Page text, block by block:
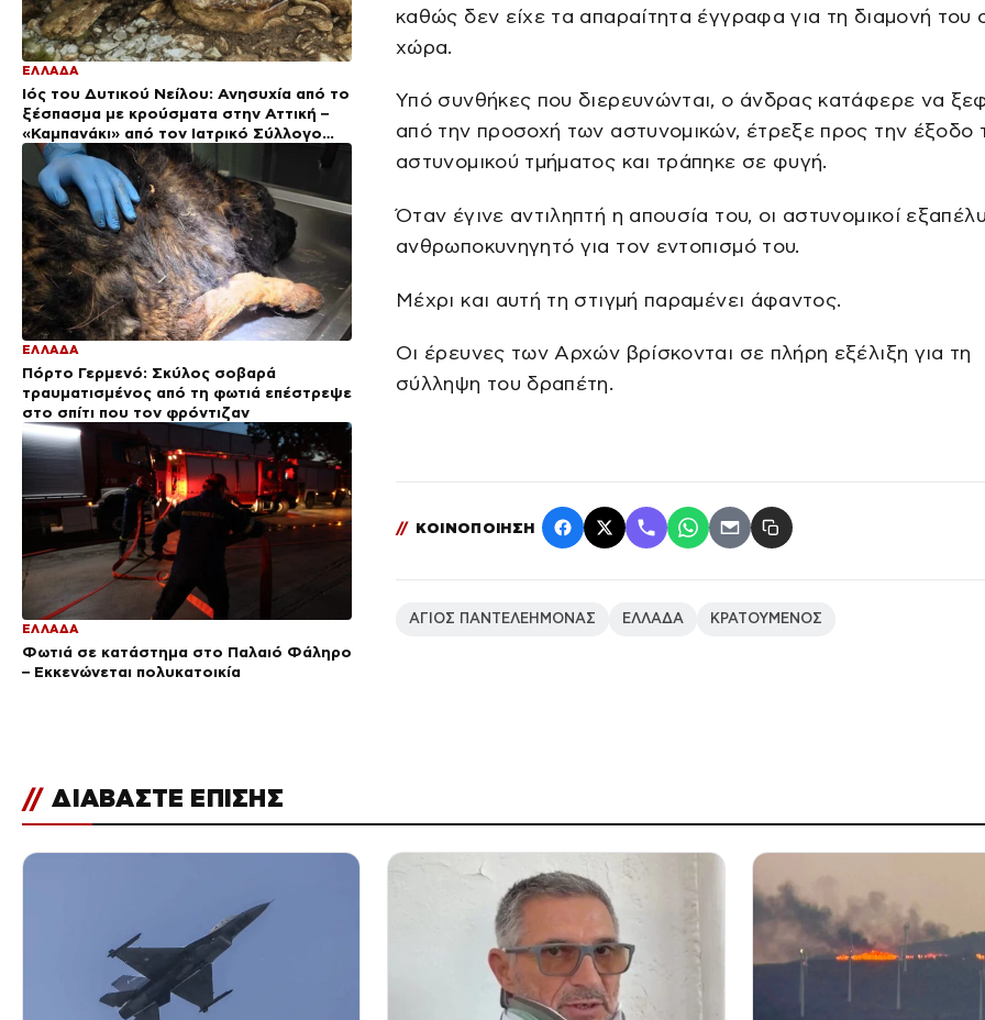
ΕΛΛΑΔΑ
Ιός του Δυτικού Νείλου: Ανησυχία από το
ξέσπασμα με κρούσματα στην Αττική –
«Καμπανάκι» από τον Ιατρικό Σύλλογο
Αθηνών για την προστασία της δημόσιας
υγείας
ΕΛΛΑΔΑ
Πόρτο Γερμενό: Σκύλος σοβαρά
τραυματισμένος από τη φωτιά επέστρεψε
στο σπίτι που τον φρόντιζαν
ΕΛΛΑΔΑ
Φωτιά σε κατάστημα στο Παλαιό Φάληρο
– Εκκενώνεται πολυκατοικία
καθώς δεν είχε τα απαραίτητα έγγραφα για τη διαμονή του
χώρα.
Υπό συνθήκες που διερευνώνται, ο άνδρας κατάφερε να
από την προσοχή των αστυνομικών, έτρεξε προς την έξοδο
αστυνομικού τμήματος και τράπηκε σε φυγή.
Όταν έγινε αντιληπτή η απουσία του, οι αστυνομικοί
ανθρωποκυνηγητό για τον εντοπισμό του.
Μέχρι και αυτή τη στιγμή παραμένει άφαντος.
Οι έρευνες των Αρχών βρίσκονται σε πλήρη εξέλιξη για τη
σύλληψη του δραπέτη.
// ΚΟΙΝΟΠΟΙΗΣΗ
ΑΓΙΟΣ ΠΑΝΤΕΛΕΗΜΟΝΑΣ ΕΛΛΑΔΑ ΚΡΑΤΟΥΜΕΝΟΣ
// ΔΙΑΒΑΣΤΕ ΕΠΙΣΗΣ